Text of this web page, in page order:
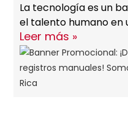
La tecnología es un
el talento humano en
Leer más »